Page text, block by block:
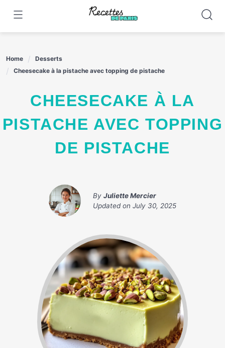
content
Home
Desserts
Cheesecake à la pistache avec topping de pistache
CHEESECAKE À LA
PISTACHE AVEC TOPPING
DE PISTACHE
By Juliette Mercier
Updated on July 30, 2025